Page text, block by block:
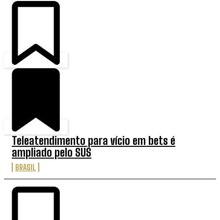
Teleatendimento para vício em bets é
ampliado pelo SUS
BRASIL